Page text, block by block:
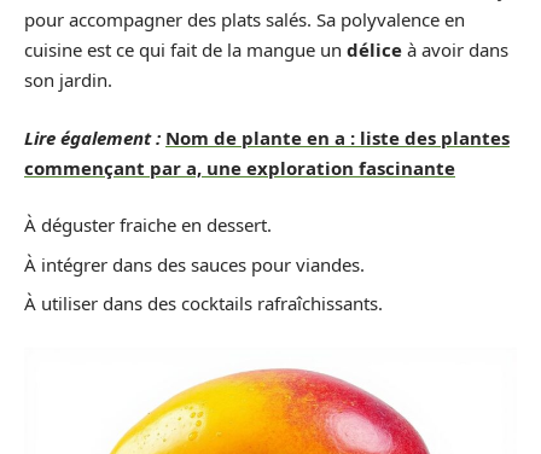
pour accompagner des plats salés. Sa polyvalence en
cuisine est ce qui fait de la mangue un délice à avoir dans
son jardin.
Lire également : Nom de plante en a : liste des plantes
commençant par a, une exploration fascinante
À déguster fraiche en dessert.
À intégrer dans des sauces pour viandes.
À utiliser dans des cocktails rafraîchissants.